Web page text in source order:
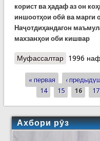
корист ва ҳадаф аз он
иншоотҳои обӣ ва марги
Наҷотдиҳандагон
махзанҳои оби кишвар
Муфассалтаро1996
Страницы
« первая ‹
14
15 16 17
Ахбори рӯз